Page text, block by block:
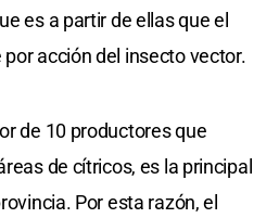
es a partir de ellas que el
acción del insecto vector.
de 10 productores que
de cítricos, es la principal
Por esta razón, el